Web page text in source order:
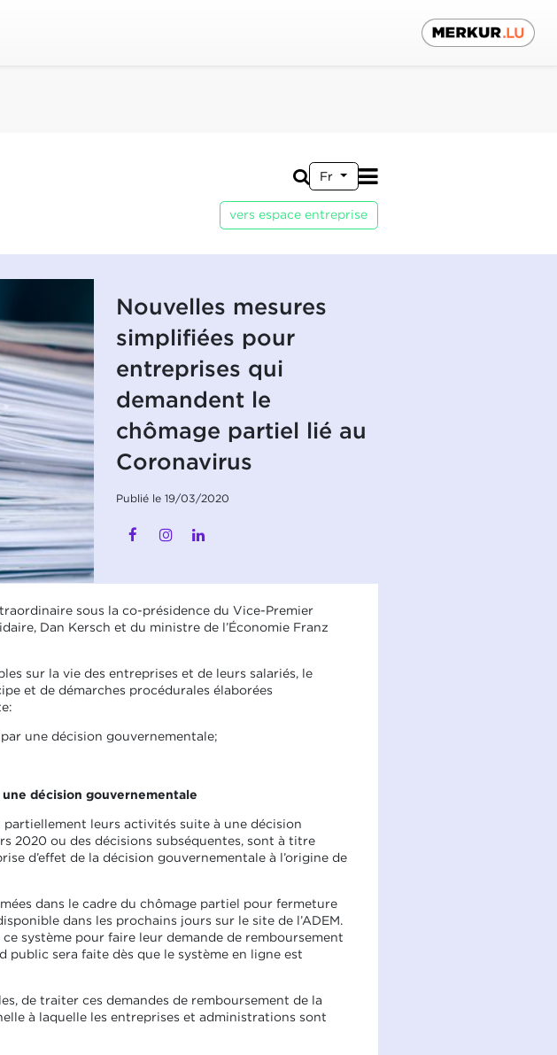
Fr
vers espace entreprise
Nouvelles mesures
simplifiées pour
entreprises qui
demandent le
chômage partiel lié au
Coronavirus
Publié le 19/03/2020
sous la co-présidence du Vice-Premier
Dan Kersch et du ministre de l’Économie Franz
sur la vie des entreprises et de leurs salariés, le
et de démarches procédurales élaborées
une décision gouvernementale;
décision gouvernementale
leurs activités suite à une décision
2020 ou des décisions subséquentes, sont à titre
d’effet de la décision gouvernementale à l’origine de
dans le cadre du chômage partiel pour fermeture
dans les prochains jours sur le site de l’ADEM.
système pour faire leur demande de remboursement
sera faite dès que le système en ligne est
de traiter ces demandes de remboursement de la
à laquelle les entreprises et administrations sont